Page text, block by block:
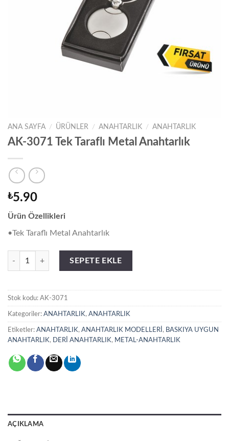
ANA SAYFA / ÜRÜNLER / ANAHTARLIK / ANAHTARLIK
AK-3071 Tek Taraflı Metal Anahtarlık
₺5.90
Ürün Özellikleri
•Tek Taraflı Metal Anahtarlık
AK-3071 Tek Taraflı Metal Anahtarlık adet
SEPETE EKLE
Stok kodu: AK-3071
Kategoriler: ANAHTARLIK, ANAHTARLIK
Etiketler: ANAHTARLIK, ANAHTARLIK MODELLERİ , BASKIYA UYGUN
ANAHTARLIK, DERİ ANAHTARLIK, METAL-ANAHTARLIK
AÇIKLAMA